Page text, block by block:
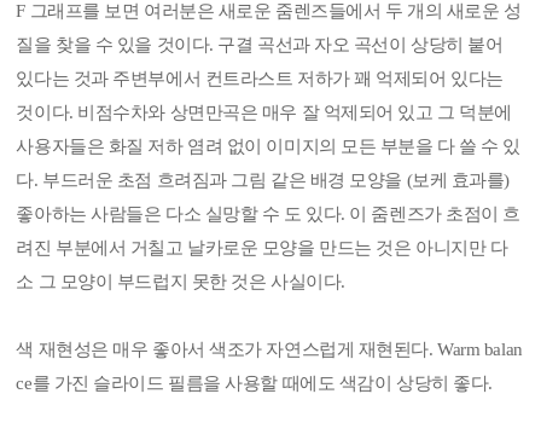
F 그래프를 보면 여러분은 새로운 줌렌즈들에서 두 개의 새로운 성
질을 찾을 수 있을 것이다. 구결 곡선과 자오 곡선이 상당히 붙어
있다는 것과 주변부에서 컨트라스트 저하가 꽤 억제되어 있다는
것이다. 비점수차와 상면만곡은 매우 잘 억제되어 있고 그 덕분에
사용자들은 화질 저하 염려 없이 이미지의 모든 부분을 다 쓸 수 있
다. 부드러운 초점 흐려짐과 그림 같은 배경 모양을 (보케 효과를)
좋아하는 사람들은 다소 실망할 수 도 있다. 이 줌렌즈가 초점이 흐
려진 부분에서 거칠고 날카로운 모양을 만드는 것은 아니지만 다
소 그 모양이 부드럽지 못한 것은 사실이다.
색 재현성은 매우 좋아서 색조가 자연스럽게 재현된다. Warm balan
ce를 가진 슬라이드 필름을 사용할 때에도 색감이 상당히 좋다.